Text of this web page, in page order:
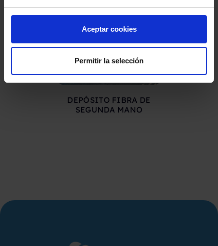
Aceptar cookies
Permitir la selección
DEPÓSITO FIBRA DE
SEGUNDA MANO